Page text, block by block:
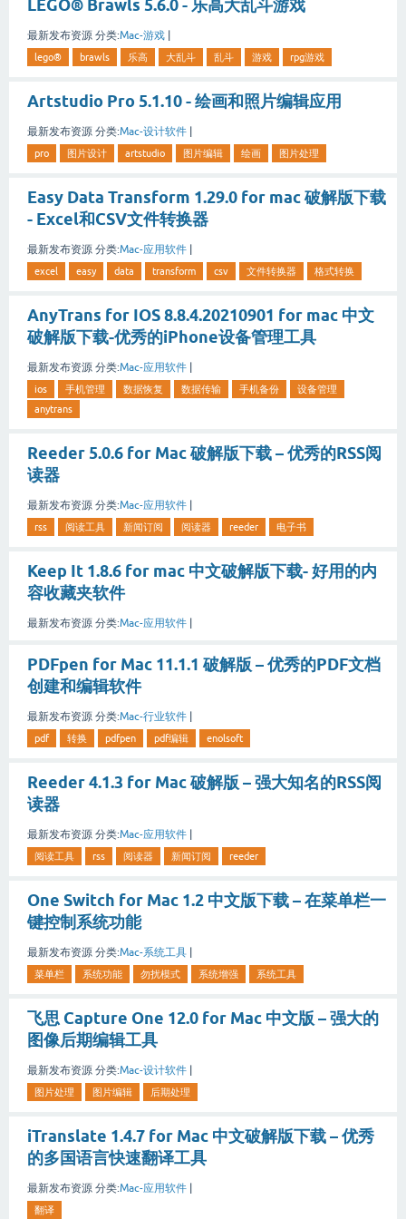
LEGO® Brawls 5.6.0 - 乐高大乱斗游戏
最新发布资源 分类:Mac-游戏 |
lego® brawls 乐高 大乱斗 乱斗 游戏 rpg游戏
Artstudio Pro 5.1.10 - 绘画和照片编辑应用
最新发布资源 分类:Mac-设计软件 |
pro 图片设计 artstudio 图片编辑 绘画 图片处理
Easy Data Transform 1.29.0 for mac 破解版下载
- Excel和CSV文件转换器
最新发布资源 分类:Mac-应用软件 |
excel easy data transform csv 文件转换器 格式转换
AnyTrans for IOS 8.8.4.20210901 for mac 中文
破解版下载-优秀的iPhone设备管理工具
最新发布资源 分类:Mac-应用软件 |
ios 手机管理 数据恢复 数据传输 手机备份
设备管理
anytrans
Reeder 5.0.6 for Mac 破解版下载 – 优秀的RSS阅
读器
最新发布资源 分类:Mac-应用软件 |
rss 阅读工具 新闻订阅 阅读器 reeder 电子书
Keep It 1.8.6 for mac 中文破解版下载- 好用的内
容收藏夹软件
最新发布资源 分类:Mac-应用软件 |
PDFpen for Mac 11.1.1 破解版 – 优秀的PDF文档
创建和编辑软件
最新发布资源 分类:Mac-行业软件 |
pdf 转换 pdfpen pdf编辑 enolsoft
Reeder 4.1.3 for Mac 破解版 – 强大知名的RSS阅
读器
最新发布资源 分类:Mac-应用软件 |
阅读工具 rss 阅读器 新闻订阅 reeder
One Switch for Mac 1.2 中文版下载 – 在菜单栏一
键控制系统功能
最新发布资源 分类:Mac-系统工具 |
菜单栏 系统功能 勿扰模式 系统增强 系统工具
飞思 Capture One 12.0 for Mac 中文版 – 强大的
图像后期编辑工具
最新发布资源 分类:Mac-设计软件 |
图片处理 图片编辑 后期处理
iTranslate 1.4.7 for Mac 中文破解版下载 – 优秀
的多国语言快速翻译工具
最新发布资源 分类:Mac-应用软件 |
翻译